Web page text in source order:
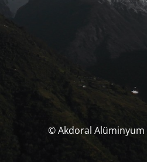
© Akdoral Alüminyum